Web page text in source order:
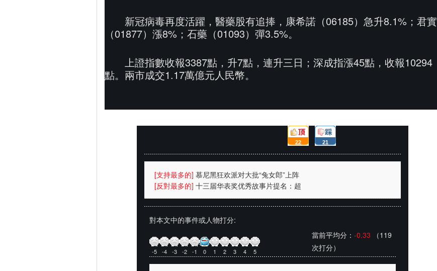
新冠病毒再度活躍，醫藥股有追捧，康希諾（06185）急升8.1%；君實
（01877）漲8%；石藥（01093）彈3.5%。
上證指數收報3387點，升7點，連升三日；深成指漲45點，收報10294
點。兩市成交1.17萬億元人民幣。
頂:
22
踩:
21
[支持最多的] 慕尼黑狂欢派对大批“兔女郎”上阵
(图)
[反對最多的] 十三届华表奖优秀故事片提名：超
强台风
對本文中的事件或人物打分:
-5 -4 -3 -2 -1 0 1 2 3 4 5
當前平均分： -0.33 （119
次打分）